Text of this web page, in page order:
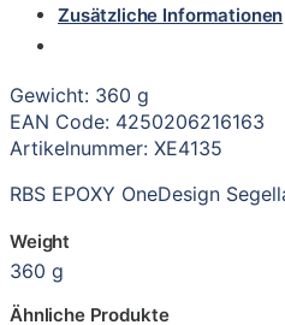
Zusätzliche Informationen
Gewicht: 360 g
EAN Code: 4250206216163
Artikelnummer: XE4135
RBS EPOXY OneDesign
Weight
360 g
Ähnliche Produkte